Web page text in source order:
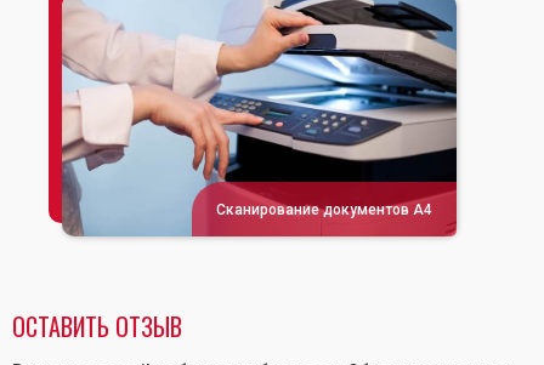
Сканирование документов А4
ОСТАВИТЬ ОТЗЫВ